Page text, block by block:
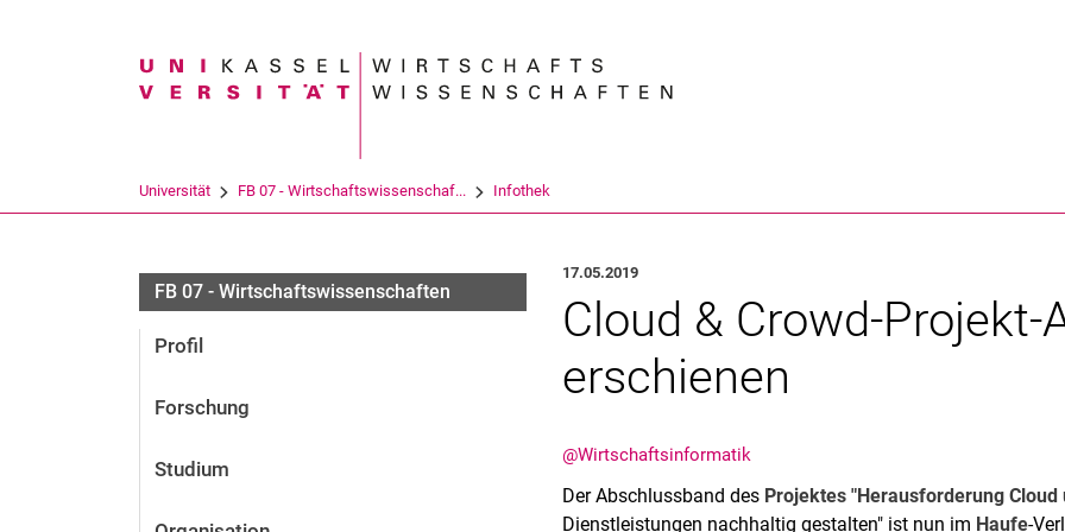
Suchbegriff
Universität FB 07 - Wirtschaftswissenschaf... Infothek
FB 07 - Wirtschaftswissenschaften
Profil
Forschung
Studium
17.05.2019
Cloud & Crowd-
erschienen
@Wirtschaftsinformatik
Der Abschlussband des Projektes "Herausforderung Cloud
Dienstleistungen nachhaltig gestalten" ist nun im Haufe-